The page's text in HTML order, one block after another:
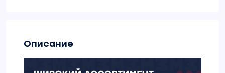
Описание